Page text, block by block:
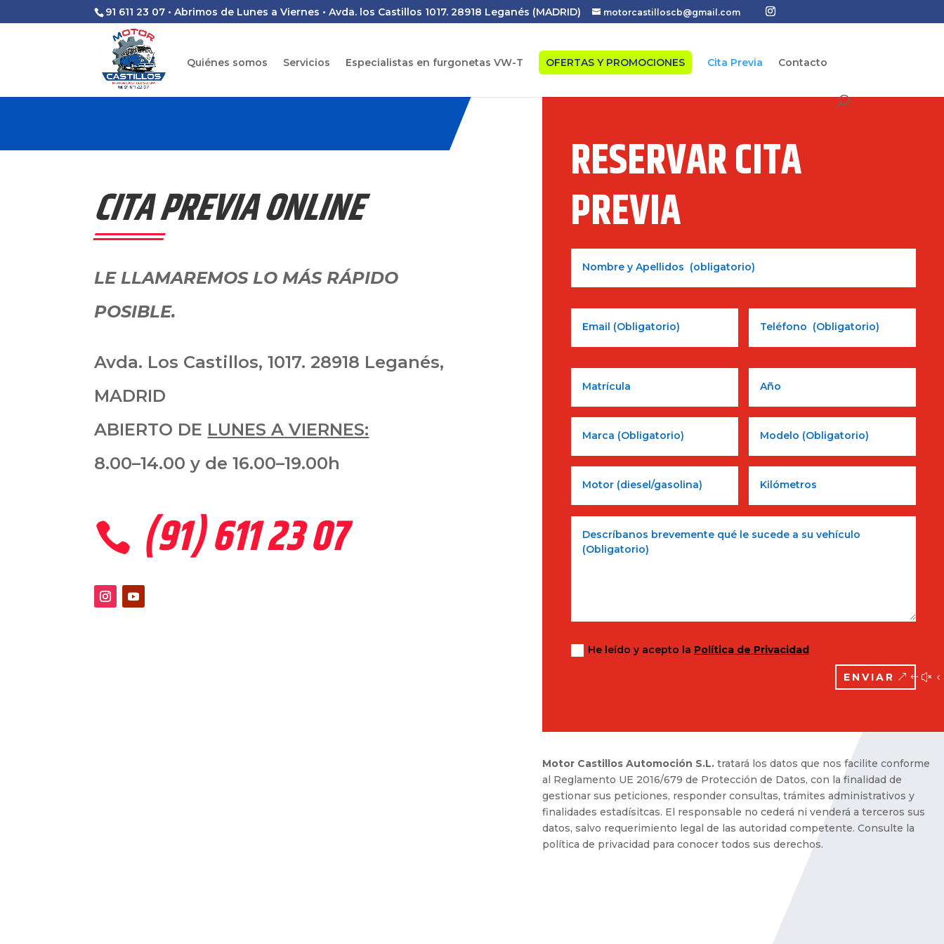
91 611 23 07 • Abrimos de Lunes a Viernes • Avda. los Castillos 1017. 28918 Leganés (MADRID) motorcastilloscb@gmail.com
Quiénes somos Servicios Especialistas en furgonetas VW-T OFERTAS Y PROMOCIONES Cita Previa Contacto
CITA PREVIA ONLINE
LE LLAMAREMOS LO MÁS RÁPIDO
POSIBLE.
Avda. Los Castillos, 1017.28918 Leganés,
MADRID
ABIERTO DE LUNES A VIERNES:
8.00–14.00 y de 16.00–19.00h
 (91) 611 23 07
RESERVAR CITA
PREVIA
He leído y acepto la Política de Privacidad
ENVIAR
Motor Castillos Automoción S.L.tratará los datos que nos facilite conforme
al Reglamento UE 2016/679 de Protección de Datos, con la finalidad de
gestionar sus peticiones, responder consultas, trámites administrativos y
finalidades estadísitcas. El responsable no cederá ni venderá a terceros sus
datos, salvo requerimiento legal de las autoridad competente. Consulte la
política de privacidad para conocer todos sus derechos.